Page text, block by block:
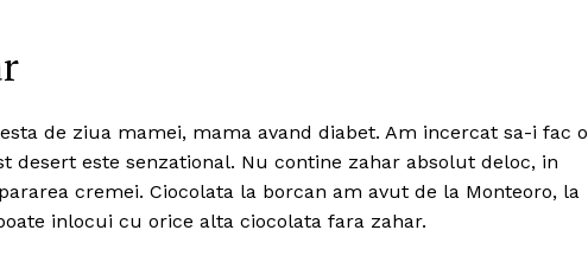
de ziua mamei, mama avand diabet. Am incercat sa-i fac o
desert este senzational. Nu contine zahar absolut deloc, in
cremei. Ciocolata la borcan am avut de la Monteoro, la
inlocui cu orice alta ciocolata fara zahar.